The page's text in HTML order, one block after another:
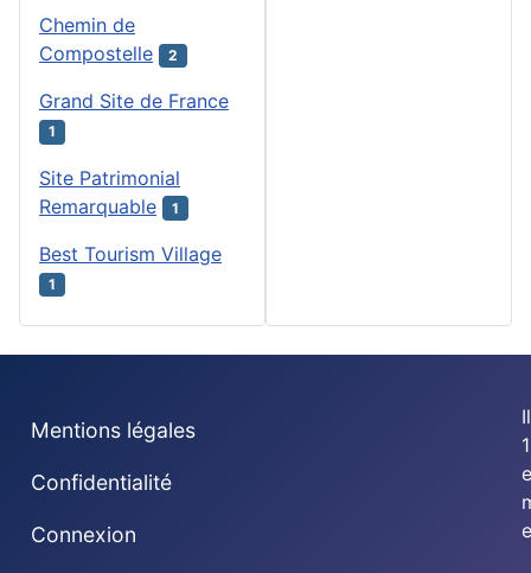
Chemin de
Compostelle
2
Grand Site de France
1
Site Patrimonial
Remarquable
1
Best Tourism Village
1
Mentions légales
Confidentialité
Connexion